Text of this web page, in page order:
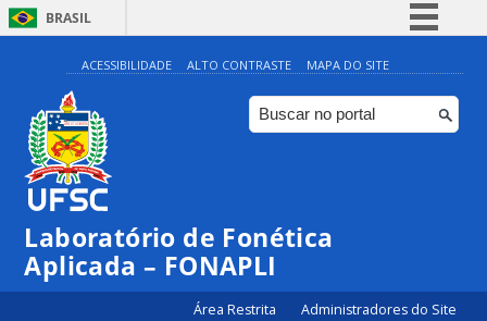
BRASIL
Simplifique!
Comunica BR
Participe
Canais
ACESSIBILIDADE ALTO CONTRASTE MAPA DO SITE
Laboratório de Fonética
Aplicada – FONAPLI
Área Restrita Administradores do Site